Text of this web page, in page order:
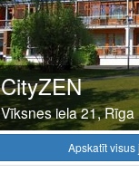
CityZEN
Vīksnes iela 21, Rīga
Apskatīt